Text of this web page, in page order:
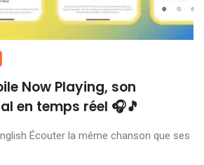
Now Playing, son
en temps réel 🎧🎵
Écouter la même chanson que ses